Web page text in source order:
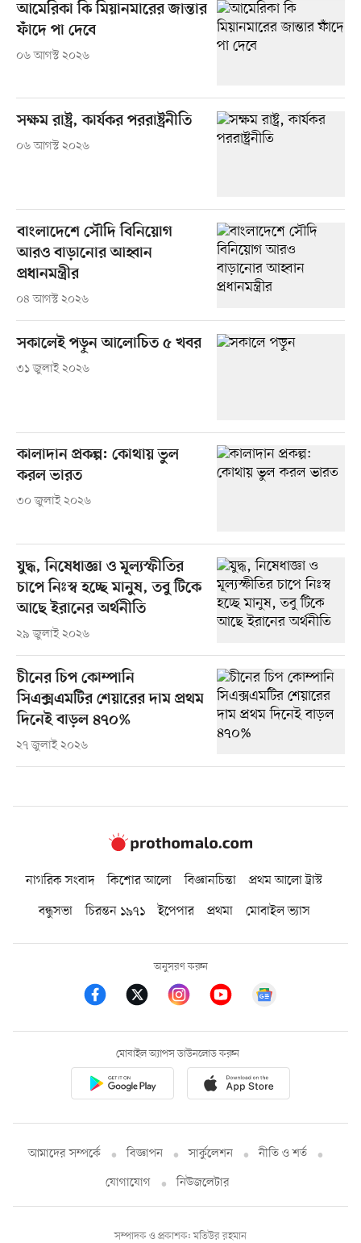
আমেরিকা কি মিয়ানমারের জান্তার
ফাঁদে পা দেবে
০৬ আগস্ট ২০২৬
সক্ষম রাষ্ট্র, কার্যকর পররাষ্ট্রনীতি
০৬ আগস্ট ২০২৬
বাংলাদেশে সৌদি বিনিয়োগ
আরও বাড়ানোর আহ্বান
প্রধানমন্ত্রীর
০৪ আগস্ট ২০২৬
সকালেই পড়ুন আলোচিত ৫ খবর
৩১ জুলাই ২০২৬
কালাদান প্রকল্প: কোথায় ভুল
করল ভারত
৩০ জুলাই ২০২৬
যুদ্ধ, নিষেধাজ্ঞা ও মূল্যস্ফীতির
চাপে নিঃস্ব হচ্ছে মানুষ, তবু টিকে
আছে ইরানের অর্থনীতি
২৯ জুলাই ২০২৬
চীনের চিপ কোম্পানি
সিএক্সএমটির শেয়ারের দাম প্রথম
দিনেই বাড়ল ৪৭০%
২৭ জুলাই ২০২৬
নাগরিক সংবাদ কিশোর আলো বিজ্ঞানচিন্তা
প্রথম আলো ট্রাস্ট
বন্ধুসভা
চিরন্তন ১৯৭১ ইপেপার প্রথমা মোবাইল ভ্যাস
অনুসরণ করুন
মোবাইল অ্যাপস ডাউনলোড করুন
আমাদের সম্পর্কে বিজ্ঞাপন সার্কুলেশন
নীতি ও শর্ত
যোগাযোগ
নিউজলেটার
সম্পাদক ও প্রকাশক: মতিউর রহমান